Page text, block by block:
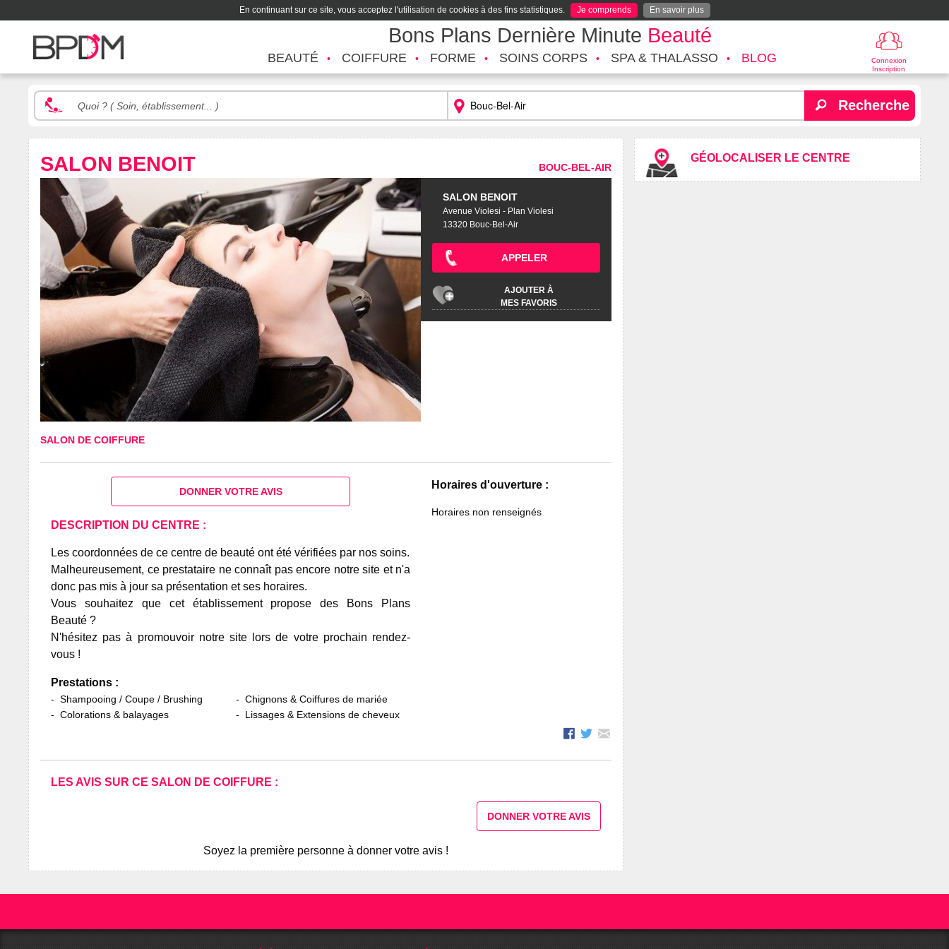
En continuant sur ce site, vous acceptez l'utilisation de cookies à des fins statistiques. Je comprends En savoir plus
Bons Plans Dernière Minute Beauté
Connexion
Inscription
BEAUTÉ COIFFURE FORME SOINS CORPS SPA & THALASSO BLOG
Recherche
GÉOLOCALISER LE CENTRE
SALON BENOIT BOUC-BEL-AIR
SALON BENOIT
Avenue Violesi - Plan Violesi
13320 Bouc-Bel-Air
APPELER
AJOUTER À
MES FAVORIS
SALON DE COIFFURE
Horaires d'ouverture :
Horaires non renseignés
DONNER VOTRE AVIS
DESCRIPTION DU CENTRE :
Les coordonnées de ce centre de beauté ont été vérifiées par nos soins.
Malheureusement, ce prestataire ne connaît pas encore notre site et n'a
donc pas mis à jour sa présentation et ses horaires.
Vous souhaitez que cet établissement propose des Bons Plans
Beauté ?
N'hésitez pas à promouvoir notre site lors de votre prochain rendez-
vous !
Prestations :
Shampooing / Coupe / Brushing
Colorations & balayages
Chignons & Coiffures de mariée
Lissages & Extensions de cheveux
LES AVIS SUR CE SALON DE COIFFURE :
DONNER VOTRE AVIS
Soyez la première personne à donner votre avis !